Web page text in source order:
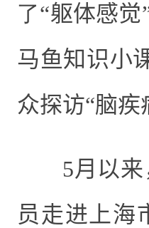
了“躯体感
马鱼知识小
众探访“脑疾
5月以
员走进上海